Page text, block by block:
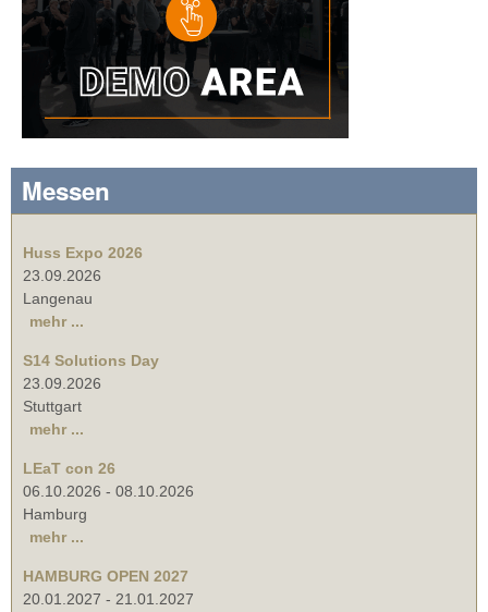
Messen
Huss Expo 2026
23.09.2026
Langenau
mehr ...
S14 Solutions Day
23.09.2026
Stuttgart
mehr ...
LEaT con 26
06.10.2026 - 08.10.2026
Hamburg
mehr ...
HAMBURG OPEN 2027
20.01.2027 - 21.01.2027